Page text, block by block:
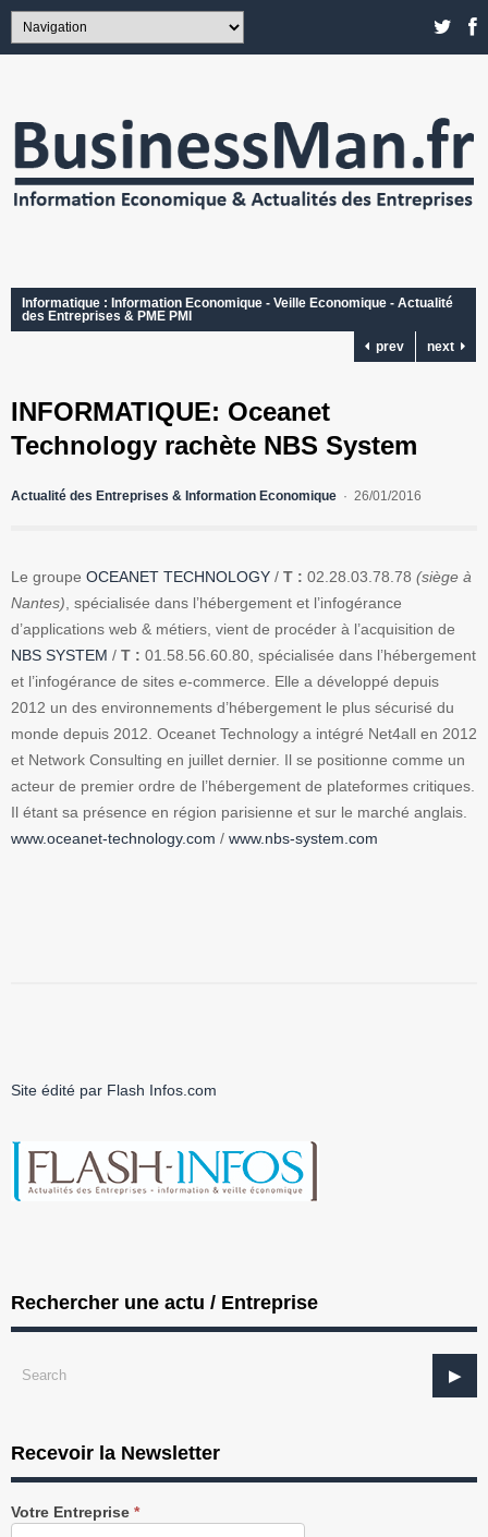
Informatique : Information Economique - Veille Economique - Actualité
des Entreprises & PME PMI
prev
next
INFORMATIQUE: Oceanet
Technology rachète NBS System
Actualité des Entreprises & Information Economique 26/01/2016
Le groupe OCEANET TECHNOLOGY / T : 02.28.03.78.78 (siège à
Nantes), spécialisée dans l’hébergement et l’infogérance
d’applications web & métiers, vient de procéder à l’acquisition de
NBS SYSTEM / T : 01.58.56.60.80, spécialisée dans l’hébergement
et l’infogérance de sites e-commerce. Elle a développé depuis
2012 un des environnements d’hébergement le plus sécurisé du
monde depuis 2012. Oceanet Technology a intégré Net4all en 2012
et Network Consulting en juillet dernier. Il se positionne comme un
acteur de premier ordre de l’hébergement de plateformes critiques.
Il étant sa présence en région parisienne et sur le marché anglais.
www.oceanet-technology.com / www.nbs-system.com
Site édité par Flash Infos.com
Rechercher une actu / Entreprise
Recevoir la Newsletter
Recevez
notre
Votre Entreprise *